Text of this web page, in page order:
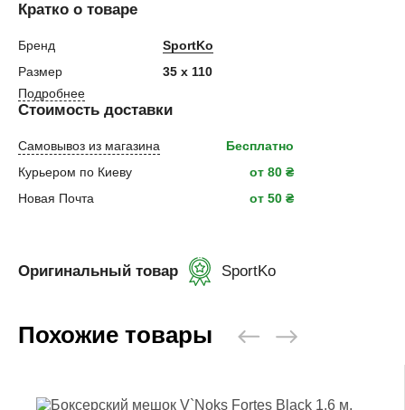
Кратко о товаре
Бренд
SportKo
Размер
35 х 110
Подробнее
Стоимость доставки
Самовывоз из магазина
Бесплатно
Курьером по Киеву
от 80 ₴
Новая Почта
от 50 ₴
Оригинальный товар SportKo
Похожие товары